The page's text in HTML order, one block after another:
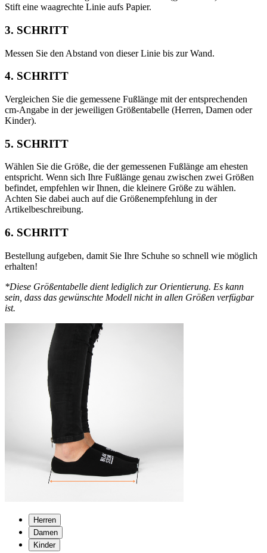
Stift eine waagrechte Linie aufs Papier.
3. SCHRITT
Messen Sie den Abstand von dieser Linie bis zur Wand.
4. SCHRITT
Vergleichen Sie die gemessene Fußlänge mit der entsprechenden
cm-Angabe in der jeweiligen Größentabelle (Herren, Damen oder
Kinder).
5. SCHRITT
Wählen Sie die Größe, die der gemessenen Fußlänge am ehesten
entspricht. Wenn sich Ihre Fußlänge genau zwischen zwei Größen
befindet, empfehlen wir Ihnen, die kleinere Größe zu wählen.
Achten Sie dabei auch auf die Größenempfehlung in der
Artikelbeschreibung.
6. SCHRITT
Bestellung aufgeben, damit Sie Ihre Schuhe so schnell wie möglich
erhalten!
*Diese Größentabelle dient lediglich zur Orientierung. Es kann
sein, dass das gewünschte Modell nicht in allen Größen verfügbar
ist.
Herren
Damen
Kinder